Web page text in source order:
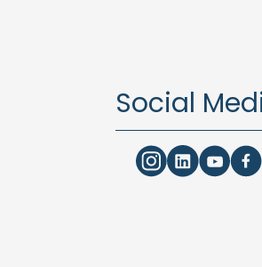
Social